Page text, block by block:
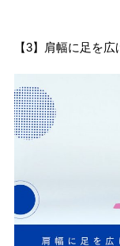
【3】肩幅に足を